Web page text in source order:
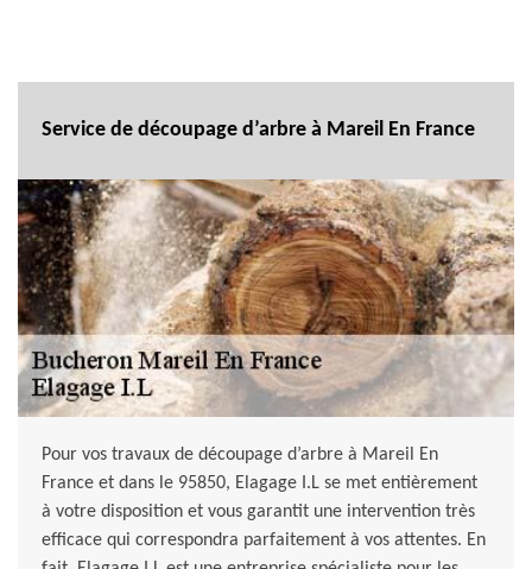
Service de découpage d’arbre à Mareil En France
Pour vos travaux de découpage d’arbre à Mareil En
France et dans le 95850, Elagage I.L se met entièrement
à votre disposition et vous garantit une intervention très
efficace qui correspondra parfaitement à vos attentes. En